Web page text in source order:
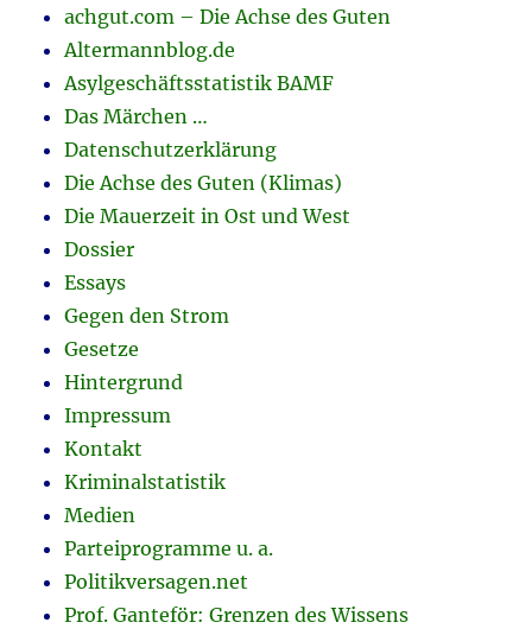
achgut.com – Die Achse des Guten
Altermannblog.de
Asylgeschäftsstatistik BAMF
Das Märchen …
Datenschutzerklärung
Die Achse des Guten (Klimas)
Die Mauerzeit in Ost und West
Dossier
Essays
Gegen den Strom
Gesetze
Hintergrund
Impressum
Kontakt
Kriminalstatistik
Medien
Parteiprogramme u. a.
Politikversagen.net
Prof. Ganteför: Grenzen des Wissens